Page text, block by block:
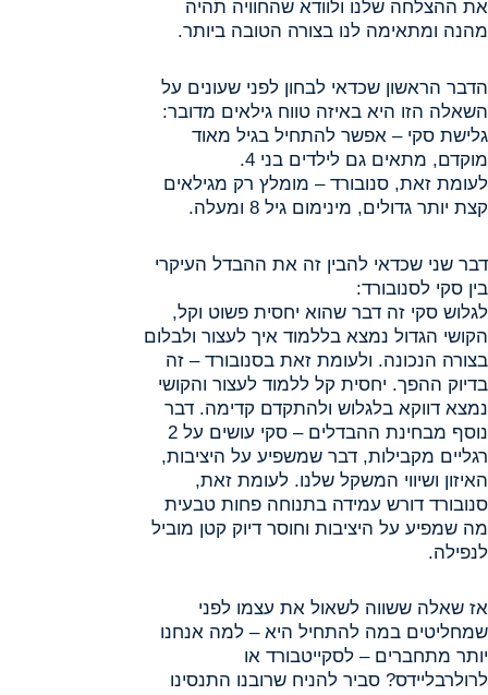
את ההצלחה שלנו ולוודא שהחוויה תהיה
מהנה ומתאימה לנו בצורה הטובה ביותר.
הדבר הראשון שכדאי לבחון לפני שעונים על
השאלה הזו היא באיזה טווח גילאים מדובר:
גלישת סקי – אפשר להתחיל בגיל מאוד
מוקדם, מתאים גם לילדים בני 4.
לעומת זאת, סנובורד – מומלץ רק מגילאים
קצת יותר גדולים, מינימום גיל 8 ומעלה.
דבר שני שכדאי להבין זה את ההבדל העיקרי
בין סקי לסנובורד:
לגלוש סקי זה דבר שהוא יחסית פשוט וקל,
הקושי הגדול נמצא בללמוד איך לעצור ולבלום
בצורה הנכונה. ולעומת זאת בסנובורד – זה
בדיוק ההפך. יחסית קל ללמוד לעצור והקושי
נמצא דווקא בלגלוש ולהתקדם קדימה. דבר
נוסף מבחינת ההבדלים – סקי עושים על 2
רגליים מקבילות, דבר שמשפיע על היציבות,
האיזון ושיווי המשקל שלנו. לעומת זאת,
סנובורד דורש עמידה בתנוחה פחות טבעית
מה שמפיע על היציבות וחוסר דיוק קטן מוביל
לנפילה.
אז שאלה ששווה לשאול את עצמו לפני
שמחליטים במה להתחיל היא – למה אנחנו
יותר מתחברים – לסקייטבורד או
לרולרבליידס? סביר להניח שרובנו התנסינו